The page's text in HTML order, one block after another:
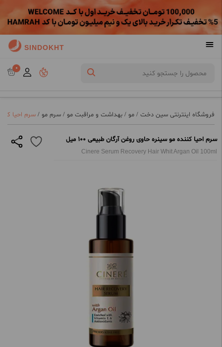
SINDOKHT
0
فروشگاه اینترنتی سین دخت / مو / بهداشت و مراقبت مو / سرم مو / سرم احیا
سرم احیا کننده مو سینره حاوی روغن آرگان طبیعی 100 میل
Cinere Serum Recovery Hair Whit Argan Oil 100ml